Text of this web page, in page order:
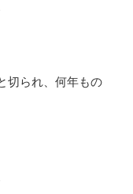
切られ、何年もの